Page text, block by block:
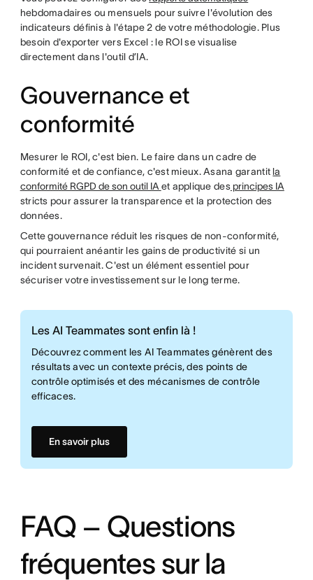
hebdomadaires ou mensuels pour suivre l'évolution des
indicateurs définis à l'étape 2 de votre méthodologie. Plus
besoin d'exporter vers Excel : le ROI se visualise
directement dans l'outil d’IA.
Gouvernance et
conformité
Mesurer le ROI, c'est bien. Le faire dans un cadre de
conformité et de confiance, c'est mieux. Asana garantit la
conformité RGPD de son outil IA et applique desprincipes IA
stricts pour assurer la transparence et la protection des
données.
Cette gouvernance réduit les risques de non-conformité,
qui pourraient anéantir les gains de productivité si un
incident survenait. C'est un élément essentiel pour
sécuriser votre investissement sur le long terme.
Les AI Teammates sont enfin là !
Découvrez comment les AI Teammates génèrent des
résultats avec un contexte précis, des points de
contrôle optimisés et des mécanismes de contrôle
efficaces.
En savoir plus
FAQ – Questions
fréquentes sur la